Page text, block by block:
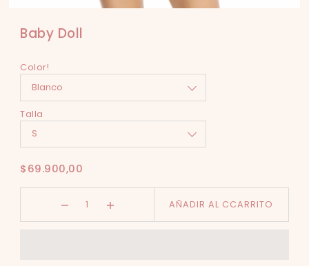
Baby Doll
Color!
Talla
$69.900,00
AÑADIR AL CCARRITO